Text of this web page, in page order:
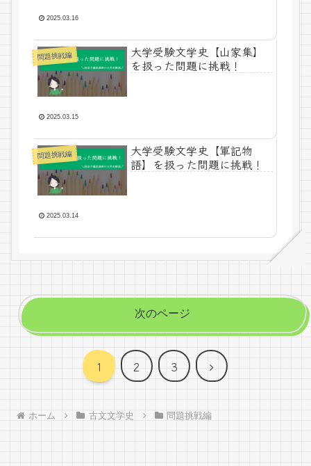
2025.03.16
問題挑戦編
大学受験文学史【山家集】
を扱った問題に挑戦！
2025.03.15
問題挑戦編
大学受験文学史【軍記物
語】を扱った問題に挑戦！
2025.03.14
次のページ
1 2 3
次
ホーム 古文文学史 問題挑戦編